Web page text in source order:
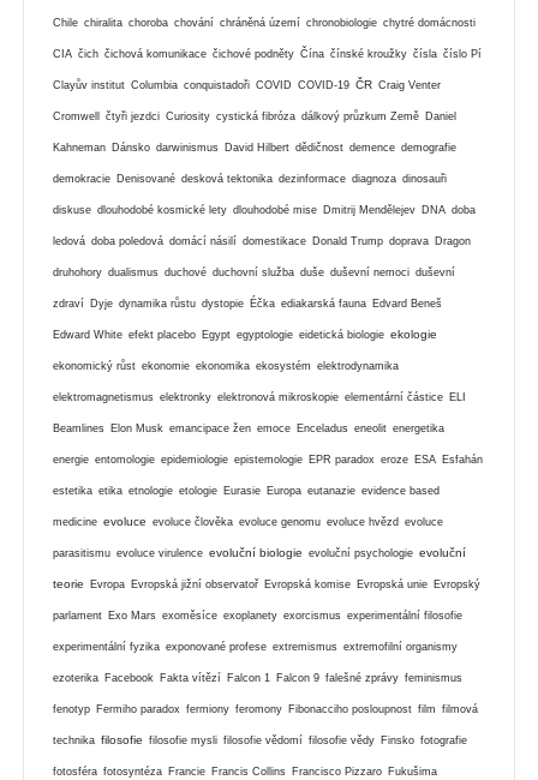
Chile chiralita choroba chování chráněná území chronobiologie chytré domácnosti
CIA čich čichová komunikace čichové podněty Čína čínské kroužky čísla číslo Pí
Clayův institut Columbia conquistadoři COVID COVID-19 ČR Craig Venter
Cromwell čtyři jezdci Curiosity cystická fibróza dálkový průzkum Země Daniel
Kahneman Dánsko darwinismus David Hilbert dědičnost demence demografie
demokracie Denisované desková tektonika dezinformace diagnoza dinosauři
diskuse dlouhodobé kosmické lety dlouhodobé mise Dmitrij Mendělejev DNA doba
ledová doba poledová domácí násilí domestikace Donald Trump doprava Dragon
druhohory dualismus duchové duchovní služba duše duševní nemoci duševní
zdraví Dyje dynamika růstu dystopie Éčka ediakarská fauna Edvard Beneš
Edward White efekt placebo Egypt egyptologie eidetická biologie ekologie
ekonomický růst ekonomie ekonomika ekosystém elektrodynamika
elektromagnetismus elektronky elektronová mikroskopie elementární částice ELI
Beamlines Elon Musk emancipace žen emoce Enceladus eneolit energetika
energie entomologie epidemiologie epistemologie EPR paradox eroze ESA Esfahán
estetika etika etnologie etologie Eurasie Europa eutanazie evidence based
medicine evoluce evoluce člověka evoluce genomu evoluce hvězd evoluce
parasitismu evoluce virulence evoluční biologie evoluční psychologie evoluční
teorie Evropa Evropská jižní observatoř Evropská komise Evropská unie Evropský
parlament Exo Mars exoměsíce exoplanety exorcismus experimentální filosofie
experimentální fyzika exponované profese extremismus extremofilní organismy
ezoterika Facebook Fakta vítězí Falcon 1 Falcon 9 falešné zprávy feminismus
fenotyp Fermiho paradox fermiony feromony Fibonacciho posloupnost film filmová
technika filosofie filosofie mysli filosofie vědomí filosofie vědy Finsko fotografie
fotosféra fotosyntéza Francie Francis Collins Francisco Pizzaro Fukušima